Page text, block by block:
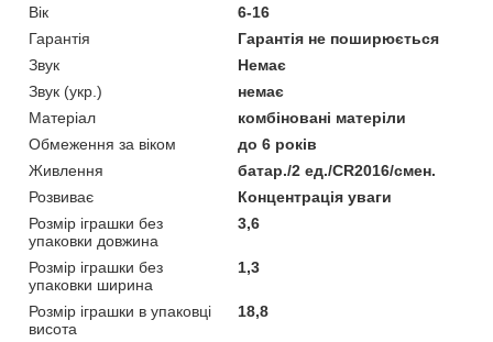
Вік
6-16
Гарантія
Гарантія не поширюється
Звук
Немає
Звук (укр.)
немає
Матеріал
комбіновані матеріли
Обмеження за віком
до 6 років
Живлення
батар./2 ед./CR2016/смен.
Розвиває
Концентрація уваги
Розмір іграшки без
упаковки довжина
3,6
Розмір іграшки без
упаковки ширина
1,3
Розмір іграшки в упаковці
висота
18,8